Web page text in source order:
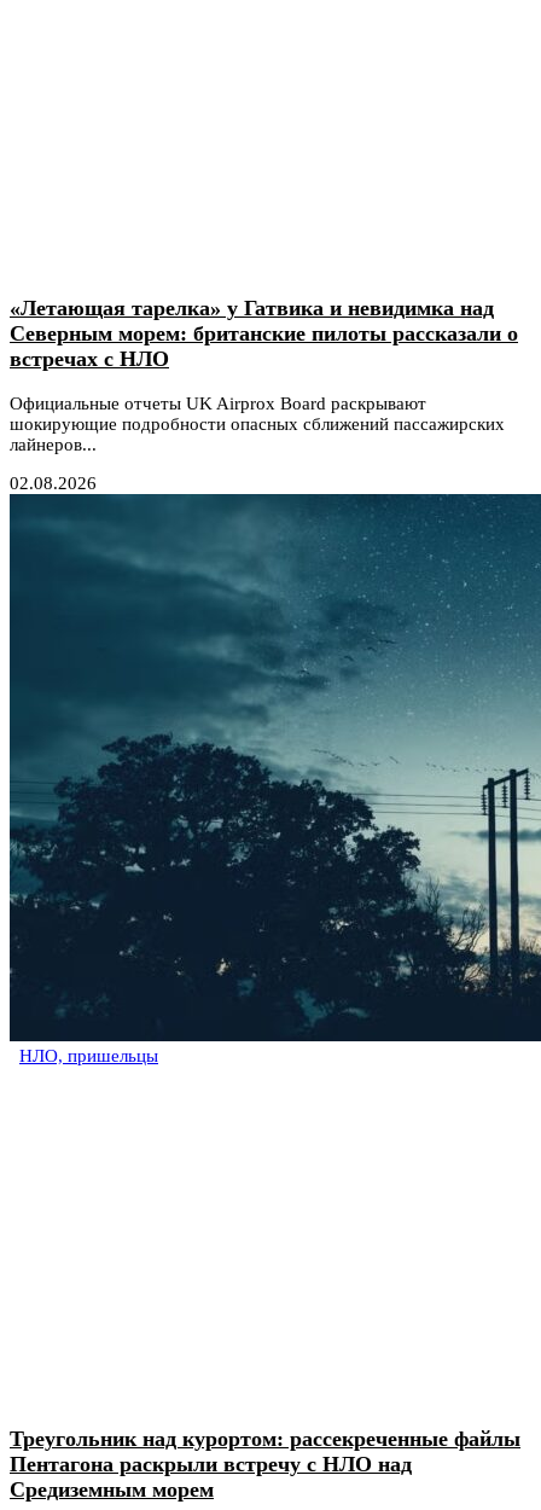
«Летающая тарелка» у Гатвика и невидимка над
Северным морем: британские пилоты рассказали о
встречах с НЛО
Официальные отчеты UK Airprox Board раскрывают
шокирующие подробности опасных сближений пассажирских
лайнеров...
02.08.2026
НЛО, пришельцы
Треугольник над курортом: рассекреченные файлы
Пентагона раскрыли встречу с НЛО над
Средиземным морем